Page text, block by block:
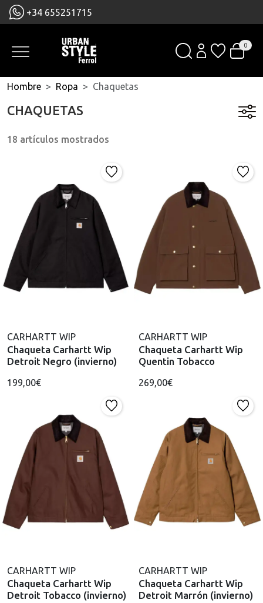
+34 655251715
0
Hombre Ropa Chaquetas
CHAQUETAS
18 artículos mostrados
CARHARTT WIP
Chaqueta Carhartt Wip
Detroit Negro (invierno)
199,00€
CARHARTT WIP
Chaqueta Carhartt Wip
Quentin Tobacco
269,00€
CARHARTT WIP
Chaqueta Carhartt Wip
Detroit Tobacco (invierno)
CARHARTT WIP
Chaqueta Carhartt Wip
Detroit Marrón (invierno)